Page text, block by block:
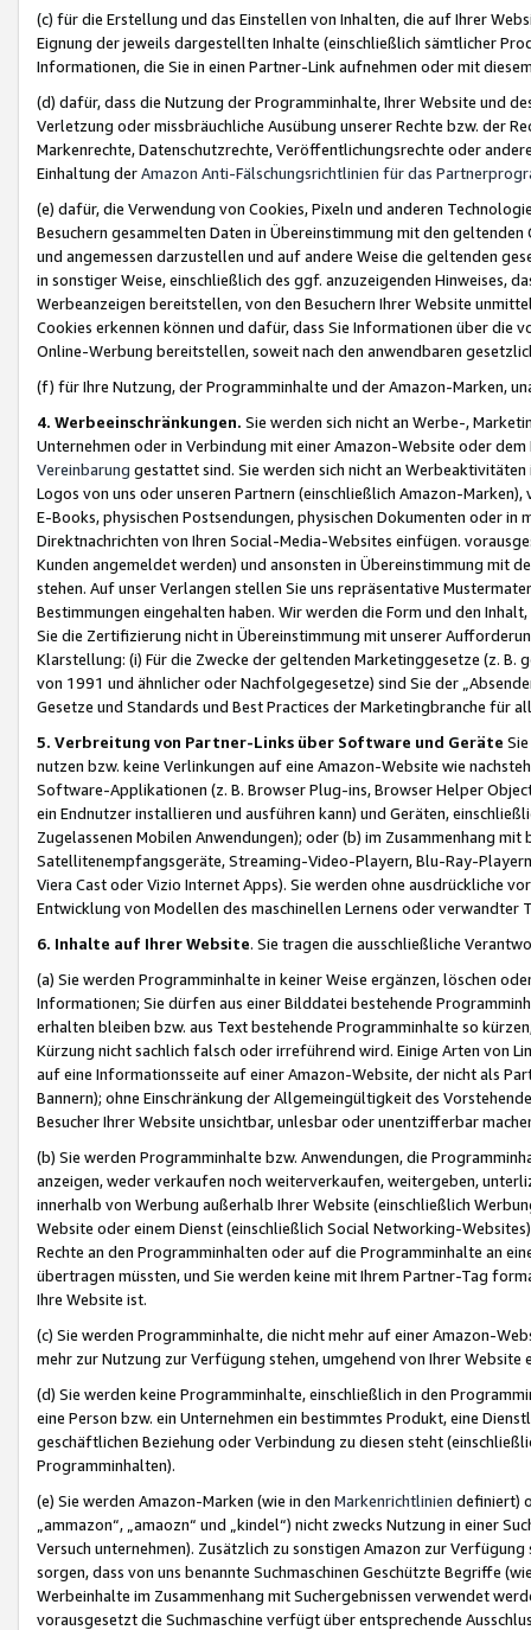
(c) für die Erstellung und das Einstellen von Inhalten, die auf Ihrer
Eignung der jeweils dargestellten Inhalte (einschließlich sämtlicher
Informationen, die Sie in einen Partner-Link aufnehmen oder mit
(d) dafür, dass die Nutzung der Programminhalte, Ihrer Website und
Verletzung oder missbräuchliche Ausübung unserer Rechte bzw. der
Markenrechte, Datenschutzrechte, Veröffentlichungsrechte oder
Einhaltung derAmazon Anti-Fälschungsrichtlinien für das
(e) dafür, die Verwendung von Cookies, Pixeln und anderen
Besuchern gesammelten Daten in Übereinstimmung mit den
und angemessen darzustellen und auf andere Weise die geltenden
in sonstiger Weise, einschließlich des ggf. anzuzeigenden Hinweises,
Werbeanzeigen bereitstellen, von den Besuchern Ihrer Website
Cookies erkennen können und dafür, dass Sie Informationen über die
Online-Werbung bereitstellen, soweit nach den anwendbaren
(f) für Ihre Nutzung, der Programminhalte und der Amazon-Marken,
4. Werbeeinschränkungen. Sie werden sich nicht an Werbe-,
Unternehmen oder in Verbindung mit einer Amazon-Website oder
Vereinbarung gestattet sind. Sie werden sich nicht an
Logos von uns oder unseren Partnern (einschließlich Amazon-
E-Books, physischen Postsendungen, physischen Dokumenten oder in
Direktnachrichten von Ihren Social-Media-Websites einfügen.
Kunden angemeldet werden) und ansonsten in Übereinstimmung mit
stehen. Auf unser Verlangen stellen Sie uns repräsentative
Bestimmungen eingehalten haben. Wir werden die Form und den
Sie die Zertifizierung nicht in Übereinstimmung mit unserer
Klarstellung: (i) Für die Zwecke der geltenden Marketinggesetze (z. B.
von 1991 und ähnlicher oder Nachfolgegesetze) sind Sie der
Gesetze und Standards und Best Practices der Marketingbranche für
5. Verbreitung von Partner-Links über Software und Geräte
nutzen bzw. keine Verlinkungen auf eine Amazon-Website wie
Software-Applikationen (z. B. Browser Plug-ins, Browser Helper
ein Endnutzer installieren und ausführen kann) und Geräten,
Zugelassenen Mobilen Anwendungen); oder (b) im Zusammenhang
Satellitenempfangsgeräte, Streaming-Video-Playern, Blu-Ray-
Viera Cast oder Vizio Internet Apps). Sie werden ohne ausdrückliche
Entwicklung von Modellen des maschinellen Lernens oder
6. Inhalte auf Ihrer Website. Sie tragen die ausschließliche
(a) Sie werden Programminhalte in keiner Weise ergänzen, löschen
Informationen; Sie dürfen aus einer Bilddatei bestehende
erhalten bleiben bzw. aus Text bestehende Programminhalte so
Kürzung nicht sachlich falsch oder irreführend wird. Einige Arten von
auf eine Informationsseite auf einer Amazon-Website, der nicht als
Bannern); ohne Einschränkung der Allgemeingültigkeit des
Besucher Ihrer Website unsichtbar, unlesbar oder unentzifferbar
(b) Sie werden Programminhalte bzw. Anwendungen, die
anzeigen, weder verkaufen noch weiterverkaufen, weitergeben,
innerhalb von Werbung außerhalb Ihrer Website (einschließlich
Website oder einem Dienst (einschließlich Social Networking-
Rechte an den Programminhalten oder auf die Programminhalte an
übertragen müssten, und Sie werden keine mit Ihrem Partner-Tag
Ihre Website ist.
(c) Sie werden Programminhalte, die nicht mehr auf einer Amazon-
mehr zur Nutzung zur Verfügung stehen, umgehend von Ihrer
(d) Sie werden keine Programminhalte, einschließlich in den
eine Person bzw. ein Unternehmen ein bestimmtes Produkt, eine
geschäftlichen Beziehung oder Verbindung zu diesen steht
Programminhalten).
(e) Sie werden Amazon-Marken (wie in den Markenrichtlinien definiert)
„ammazon“, „amaozn“ und „kindel“) nicht zwecks Nutzung in einer
Versuch unternehmen). Zusätzlich zu sonstigen Amazon zur
sorgen, dass von uns benannte Suchmaschinen Geschützte Begriffe
Werbeinhalte im Zusammenhang mit Suchergebnissen verwendet
vorausgesetzt die Suchmaschine verfügt über entsprechende